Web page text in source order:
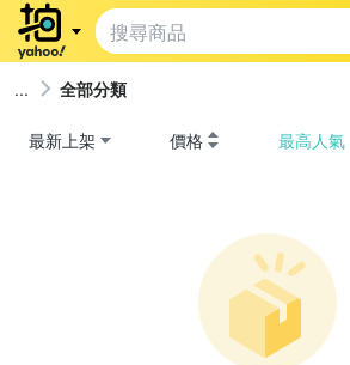
全部分類
最新上架 價格 最高人氣